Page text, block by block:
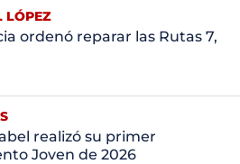
LÓPEZ
ordenó reparar las Rutas 7,
realizó su primer
Joven de 2026